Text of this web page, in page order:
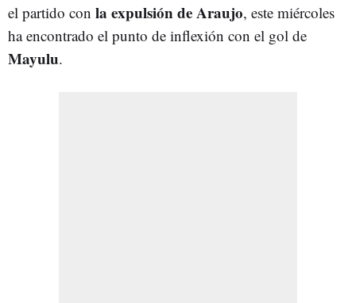
el partido con la expulsión de Araujo, este miércoles
ha encontrado el punto de inflexión con el gol de
Mayulu.